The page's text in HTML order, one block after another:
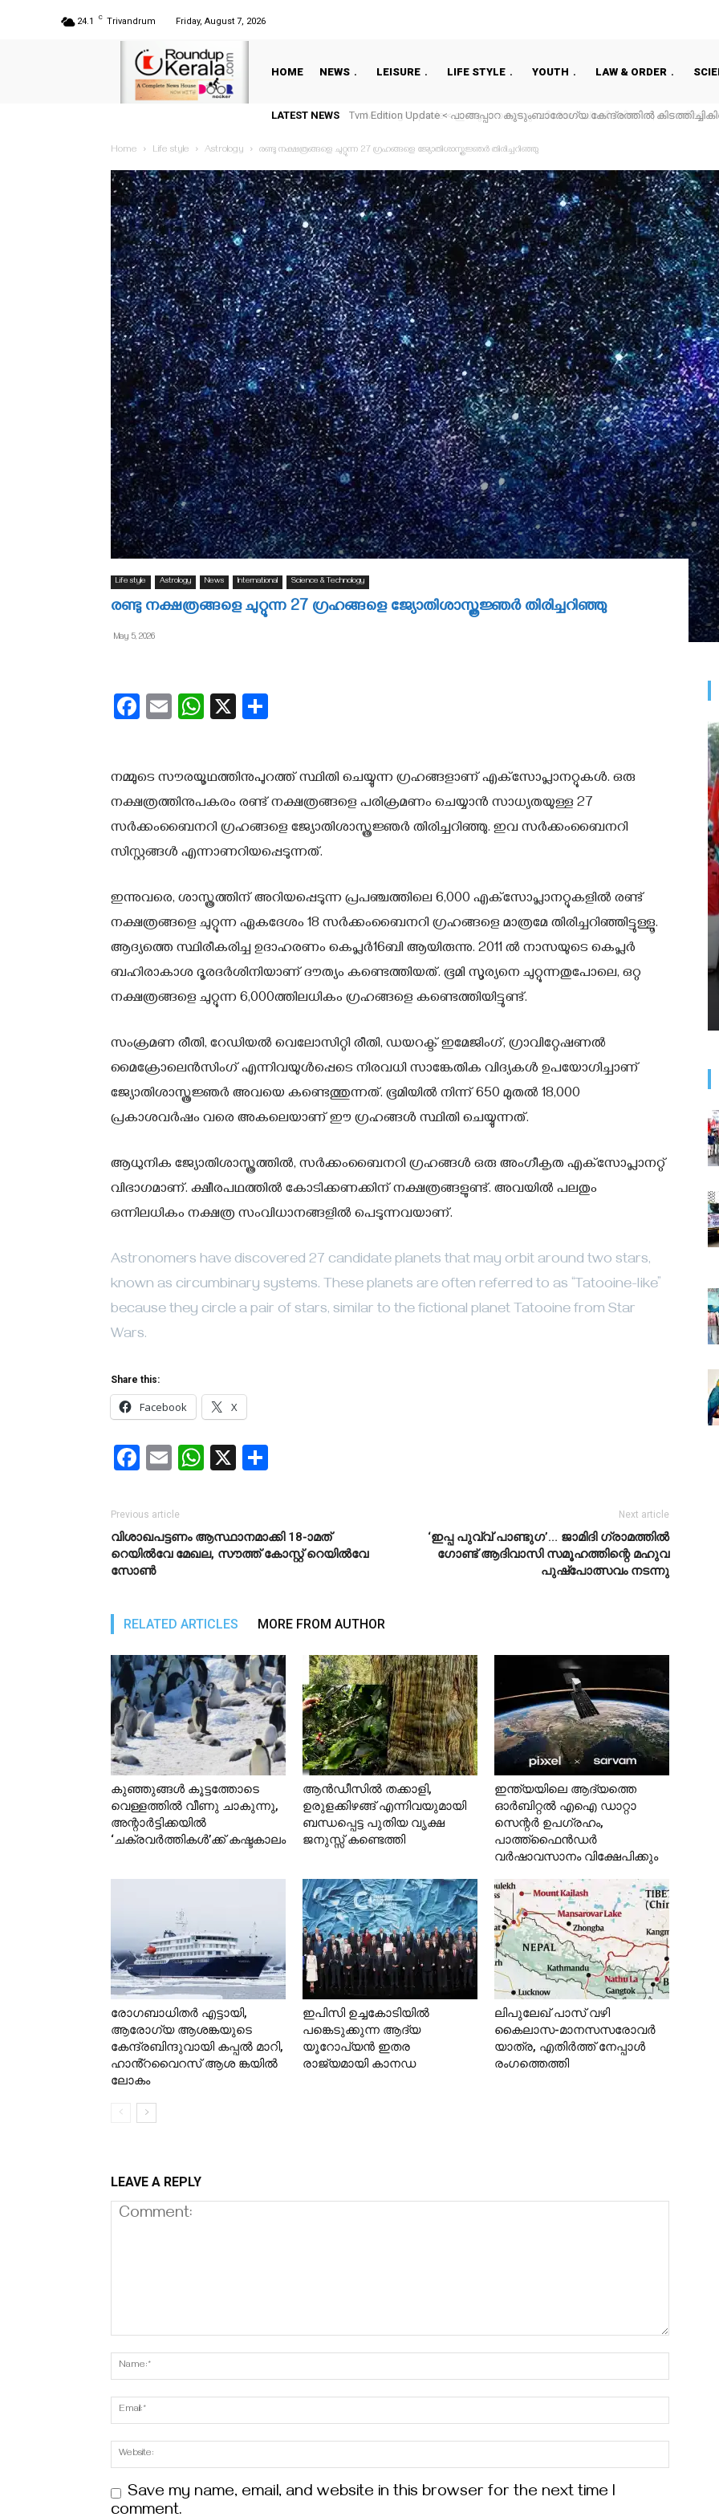
24.1 C Trivandrum Friday, August 7, 2026
HOME NEWS LEISURE LIFE STYLE YOUTH LAW & ORDER
LATEST NEWS
Morning Capsule < ഇന്നും നാളെയും തീവ്രമഴ പ്രതീക്ഷിക്കാം | ശബരിമല
Home Life style Astrology രണ്ടു നക്ഷത്രങ്ങളെ ചുറ്റുന്ന 27 ഗ്രഹങ്ങളെ ജ്യോതിശാസ്ത്രജ്ഞര്‍ തിരിച്ചറിഞ്ഞു
Life style Astrology News International Science & Technology
രണ്ടു നക്ഷത്രങ്ങളെ ചുറ്റുന്ന 27 ഗ്രഹങ്ങളെ ജ്യോതിശാസ്ത്രജ്ഞര്‍ തിരിച്ചറിഞ്ഞു
May 5, 2026
Facebook
EmailWhatsApp
X
നമ്മുടെ സൗരയൂഥത്തിനുപുറത്ത് സ്ഥിതി ചെയ്യുന്ന ഗ്രഹങ്ങളാണ് എക്‌സോപ്ലാനറ്റുകള്‍. ഒരു
നക്ഷത്രത്തിനുപകരം രണ്ട് നക്ഷത്രങ്ങളെ പരിക്രമണം ചെയ്യാന്‍ സാധ്യതയുള്ള 27
സര്‍ക്കംബൈനറി ഗ്രഹങ്ങളെ ജ്യോതിശാസ്ത്രജ്ഞര്‍ തിരിച്ചറിഞ്ഞു. ഇവ സര്‍ക്കംബൈനറി
സിസ്റ്റങ്ങള്‍ എന്നാണറിയപ്പെടുന്നത്.
ഇന്നുവരെ, ശാസ്ത്രത്തിന് അറിയപ്പെടുന്ന പ്രപഞ്ചത്തിലെ 6,000 എക്‌സോപ്ലാനറ്റുകളില്‍ രണ്ട്
നക്ഷത്രങ്ങളെ ചുറ്റുന്ന ഏകദേശം 18 സര്‍ക്കംബൈനറി ഗ്രഹങ്ങളെ മാത്രമേ തിരിച്ചറിഞ്ഞിട്ടുള്ളൂ.
ആദ്യത്തെ സ്ഥിരീകരിച്ച ഉദാഹരണം കെപ്ലര്‍16ബി ആയിരുന്നു. 2011 ല്‍ നാസയുടെ കെപ്ലര്‍
ബഹിരാകാശ ദൂരദര്‍ശിനിയാണ് ദൗത്യം കണ്ടെത്തിയത്. ഭൂമി സൂര്യനെ ചുറ്റുന്നതുപോലെ, ഒറ്റ
നക്ഷത്രങ്ങളെ ചുറ്റുന്ന 6,000ത്തിലധികം ഗ്രഹങ്ങളെ കണ്ടെത്തിയിട്ടുണ്ട്.
സംക്രമണ രീതി, റേഡിയല്‍ വെലോസിറ്റി രീതി, ഡയറക്ട് ഇമേജിംഗ്, ഗ്രാവിറ്റേഷണല്‍
മൈക്രോലെന്‍സിംഗ് എന്നിവയുള്‍പ്പെടെ നിരവധി സാങ്കേതിക വിദ്യകള്‍ ഉപയോഗിച്ചാണ്
ജ്യോതിശാസ്ത്രജ്ഞര്‍ അവയെ കണ്ടെത്തുന്നത്. ഭൂമിയില്‍ നിന്ന് 650 മുതല്‍ 18,000
പ്രകാശവര്‍ഷം വരെ അകലെയാണ് ഈ ഗ്രഹങ്ങള്‍ സ്ഥിതി ചെയ്യുന്നത്.
ആധുനിക ജ്യോതിശാസ്ത്രത്തില്‍, സര്‍ക്കംബൈനറി ഗ്രഹങ്ങള്‍ ഒരു അംഗീകൃത എക്‌സോപ്ലാനറ്റ്
വിഭാഗമാണ്. ക്ഷീരപഥത്തില്‍ കോടിക്കണക്കിന് നക്ഷത്രങ്ങളുണ്ട്. അവയില്‍ പലതും
ഒന്നിലധികം നക്ഷത്ര സംവിധാനങ്ങളില്‍ പെടുന്നവയാണ്.
Astronomers have discovered 27 candidate planets that may orbit around two stars,
known as circumbinary systems. These planets are often referred to as “Tatooine-like”
because they circle a pair of stars, similar to the fictional planet Tatooine from Star
Wars.
Share this:
Facebook X
Facebook
EmailWhatsApp
X
Previous article
വിശാഖപട്ടണം ആസ്ഥാനമാക്കി 18-ാമത്
റെയില്‍വേ മേഖല, സൗത്ത് കോസ്റ്റ് റെയില്‍വേ
സോൺ
Next article
‘ഇപ്പ പുവ്വ് പാണ്ടുഗ’… ജാമിദി ഗ്രാമത്തില്‍
ഗോണ്ട് ആദിവാസി സമൂഹത്തിന്റെ മഹുവ
പുഷ്‌പോത്സവം നടന്നു
RELATED ARTICLES MORE FROM AUTHOR
കുഞ്ഞുങ്ങള്‍ കൂട്ടത്തോടെ
വെള്ളത്തില്‍ വീണു ചാകുന്നു,
അന്റാര്‍ട്ടിക്കയില്‍
‘ചക്രവര്‍ത്തികള്‍’ക്ക് കഷ്ടകാലം
ആൻഡീസിൽ തക്കാളി,
ഉരുളക്കിഴങ്ങ് എന്നിവയുമായി
ബന്ധപ്പെട്ട പുതിയ വൃക്ഷ
ജനുസ്സ് കണ്ടെത്തി
ഇന്ത്യയിലെ ആദ്യത്തെ
ഓര്‍ബിറ്റല്‍ എഐ ഡാറ്റാ
സെന്റര്‍ ഉപഗ്രഹം,
പാത്ത്‌ഫൈന്‍ഡര്‍
വര്‍ഷാവസാനം വിക്ഷേപിക്കും
രോഗബാധിതർ എട്ടായി,
ആരോഗ്യ ആശങ്കയുടെ
കേന്ദ്രബിന്ദുവായി കപ്പൽ മാറി,
ഹാൻ്റവൈറസ് ആശ ങ്കയിൽ
ലോകം
ഇപിസി ഉച്ചകോടിയിൽ
പങ്കെടുക്കുന്ന ആദ്യ
യൂറോപ്യൻ ഇതര
രാജ്യമായി കാനഡ
ലിപുലേഖ് പാസ് വഴി
കൈലാസ-മാനസസരോവർ
യാത്ര, എതിര്‍ത്ത് നേപ്പാള്‍
രംഗത്തെത്തി
LEAVE A REPLY
Save my name, email, and website in this browser for the next time I
comment.